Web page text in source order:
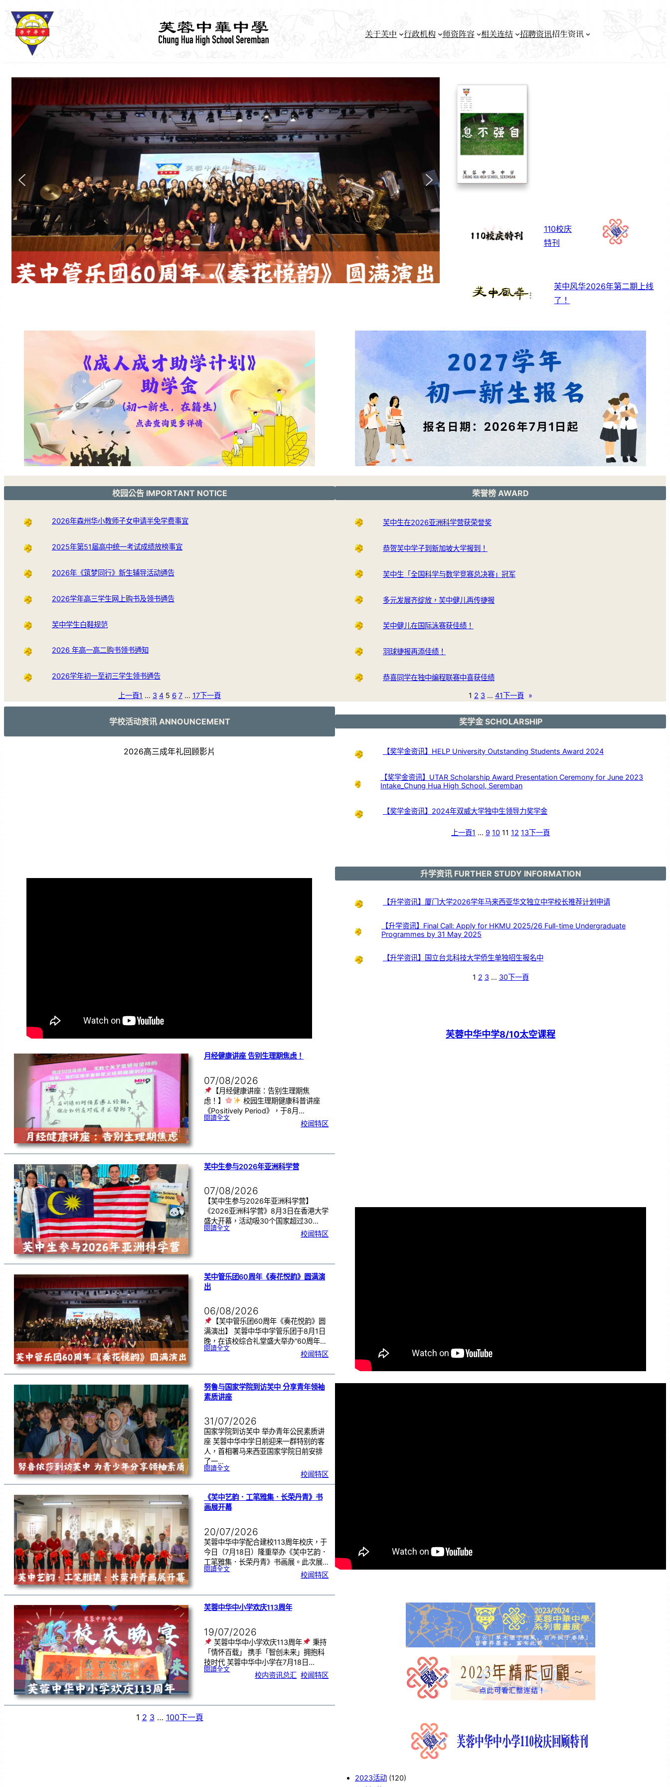
关于芙中 行政机构 师资阵容 相关连结 招聘资讯招生资讯
110校庆
特刊
芙中风华2026年第二期上线
了！
校园公告 IMPORTANT NOTICE
2026年森州华小教师子女申请半免学费事宜
2025年第51届高中统一考试成绩放榜事宜
2026年《筑梦同行》新生辅导活动通告
2026学年高三学生网上购书及领书通告
芙中学生白鞋规范
2026 年高一高二购书领书通知
2026学年初一至初三学生领书通告
上一頁1 … 3 4 5 6 7 … 17下一頁
荣誉榜 AWARD
芙中生在2026亚洲科学营获荣誉奖
恭贺芙中学子到新加坡大学报到！
芙中生「全国科学与数学竞赛总决赛」冠军
多元发展齐绽放，芙中健儿再传捷报
芙中健儿在国际泳赛获佳绩！
羽球捷报再添佳绩！
恭喜同学在独中编程联赛中喜获佳绩
1 2 3 … 41下一頁 »
学校活动资讯 ANNOUNCEMENT
2026高三成年礼回顾影片
月经健康讲座 告别生理期焦虑！
07/08/2026
【月经健康讲座：告别生理期焦
虑！】
校园生理期健康科普讲座
《Positively Period》，于8月…
閱讀全文:月
理
期
虑
！
校闻特区
芙中生参与2026年亚洲科学营
07/08/2026
【芙中生参与2026年亚洲科学营】
《2026亚洲科学营》8月3日在香港大学
盛大开幕，活动吸30个国家超过30…
閱讀全文:芙
年
亚
科
学
营
校闻特区
芙中管乐团60周年《奏花悦韵》圆满演
出
06/08/2026
【芙中管乐团60周年《奏花悦韵》圆
满演出】 芙蓉中华中学管乐团于8月1日
晚，在该校综合礼堂盛大举办“60周年…
閱讀全文:芙
0
周
《
奏
花
悦
韵
》
校闻特区
努鲁与国家学院到访芙中 分享青年领袖
素质讲座
31/07/2026
国家学院到访芙中 举办青年公民素质讲
座 芙蓉中华中学日前迎来一群特别的客
人，首相署马来西亚国家学院日前安排
了一…
閱讀全文:努
家
院
到
访
芙
中
分
享
袖
素
质
讲
座
校闻特区
《芙中艺韵．工笔雅集．长荣丹青》书
画展开幕
20/07/2026
芙蓉中华中学配合建校113周年校庆，于
今日（7月18日）隆重举办《芙中艺韵．
工笔雅集．长荣丹青》书画展。此次展…
閱讀全文:《
笔
集
．
长
荣
书
画
展
开
幕
校闻特区
芙蓉中华中小学欢庆113周年
19/07/2026
芙蓉中华中小学欢庆113周年
秉持
「情怀百载」 携手「智创未来」拥抱科
技时代 芙蓉中华中小学在7月18日…
閱讀全文:芙
1
1
校内资讯总汇 校闻特区
1 2 3 … 100下一頁
奖学金 SCHOLARSHIP
【奖学金资讯】HELP University Outstanding Students Award 2024
【奖学金资讯】UTAR Scholarship Award Presentation Ceremony for June 2023
Intake_Chung Hua High School, Seremban
【奖学金资讯】2024年双威大学独中生领导力奖学金
上一頁1 … 9 10 11 12 13下一頁
升学资讯 FURTHER STUDY INFORMATION
【升学资讯】厦门大学2026学年马来西亚华文独立中学校长推荐计划申请
【升学资讯】Final Call: Apply for HKMU 2025/26 Full-time Undergraduate
Programmes by 31 May 2025
【升学资讯】国立台北科技大学侨生单独招生报名中
1 2 3 … 30下一頁
芙蓉中华中学8/10太空课程
2023活动 (120)